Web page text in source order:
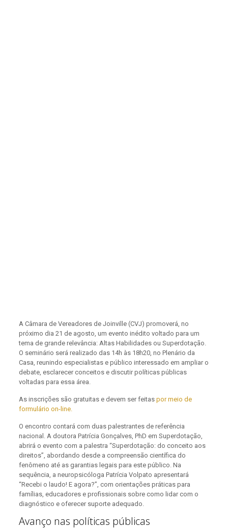
A Câmara de Vereadores de Joinville (CVJ) promoverá, no
próximo dia 21 de agosto, um evento inédito voltado para um
tema de grande relevância: Altas Habilidades ou Superdotação.
O seminário será realizado das 14h às 18h20, no Plenário da
Casa, reunindo especialistas e público interessado em ampliar o
debate, esclarecer conceitos e discutir políticas públicas
voltadas para essa área.
As inscrições são gratuitas e devem ser feitas por meio de
formulário on-line.
O encontro contará com duas palestrantes de referência
nacional. A doutora Patrícia Gonçalves, PhD em Superdotação,
abrirá o evento com a palestra “Superdotação: do conceito aos
direitos”, abordando desde a compreensão científica do
fenômeno até as garantias legais para este público. Na
sequência, a neuropsicóloga Patrícia Volpato apresentará
“Recebi o laudo! E agora?”, com orientações práticas para
famílias, educadores e profissionais sobre como lidar com o
diagnóstico e oferecer suporte adequado.
Avanço nas políticas públicas